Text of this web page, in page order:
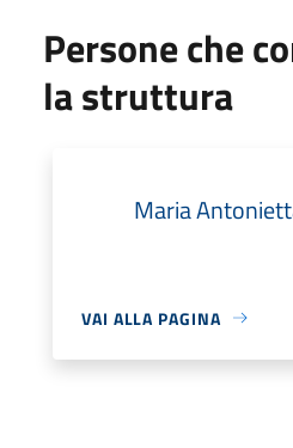
Persone che
la struttura
Maria
VAI ALLA PAGINA